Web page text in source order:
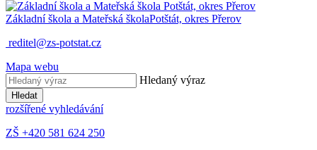
Základní škola a Mateřská školaPotštát, okres Přerov
reditel@zs-potstat.cz
Mapa webu
Hledaný výraz
Hledat
rozšířené vyhledávání
ZŠ +420 581 624 250